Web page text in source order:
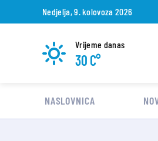
Nedjelja, 9. kolovoza 2026
Vrijeme danas
30 C°
NASLOVNICA